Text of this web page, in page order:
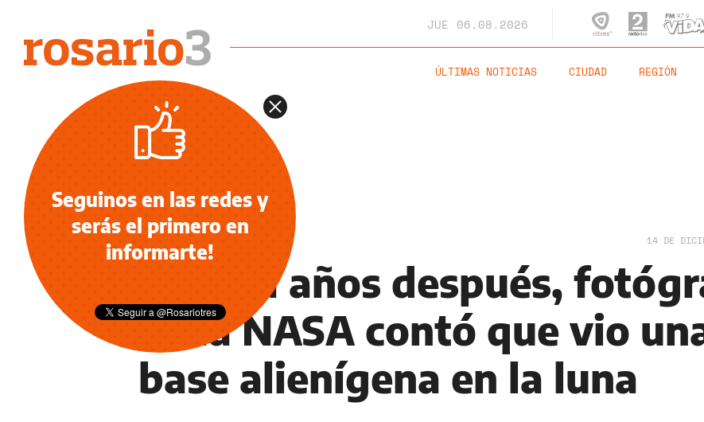
JUE 06.08.2026
ÚLTIMAS NOTICIAS CIUDAD REGIÓN
INFORMACIÓN GENERAL 14 DE
Treinta años después,
de la NASA contó que vio
base alienígena en la luna
Seguinos en las redes y
serás el primero en
informarte!